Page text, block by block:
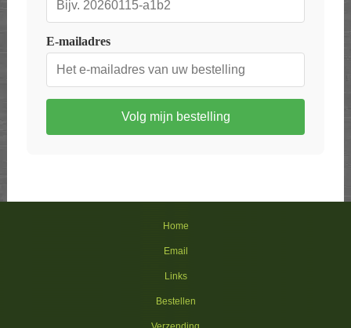
E-mailadres
Volg mijn bestelling
Home
Email
Links
Bestellen